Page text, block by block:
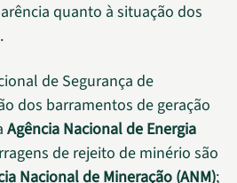
quanto à situação dos
de Segurança de
dos barramentos de geração
Agência Nacional de Energia
de rejeito de minério são
Nacional de Mineração (ANM);